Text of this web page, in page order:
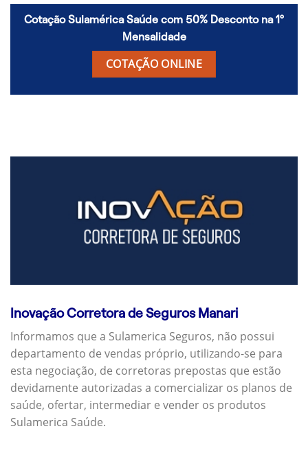
Cotação Sulamérica Saúde com 50% Desconto na 1º
Mensalidade
COTAÇÃO ONLINE
Inovação Corretora de Seguros Manari
Informamos que a Sulamerica Seguros, não possui
departamento de vendas próprio, utilizando-se para
esta negociação, de corretoras prepostas que estão
devidamente autorizadas a comercializar os planos de
saúde, ofertar, intermediar e vender os produtos
Sulamerica Saúde.